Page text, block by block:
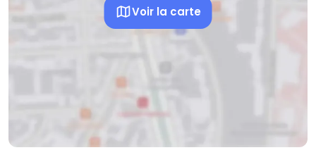
Voir la carte